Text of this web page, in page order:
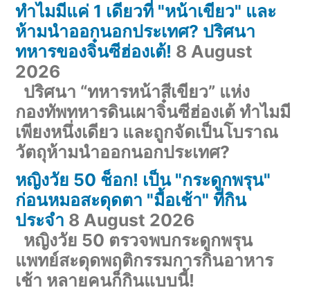
ทำไมมีแค่ 1 เดียวที่ "หน้าเขียว" และ
ห้ามนำออกนอกประเทศ? ปริศนา
ทหารของจิ๋นซีฮ่องเต้! 8 August
2026
ปริศนา “ทหารหน้าสีเขียว” แห่ง
กองทัพทหารดินเผาจิ๋นซีฮ่องเต้ ทำไมมี
เพียงหนึ่งเดียว และถูกจัดเป็นโบราณ
วัตถุห้ามนำออกนอกประเทศ?
หญิงวัย 50 ช็อก! เป็น "กระดูกพรุน"
ก่อนหมอสะดุดตา "มื้อเช้า" ที่กิน
ประจำ 8 August 2026
หญิงวัย 50 ตรวจพบกระดูกพรุน
แพทย์สะดุดพฤติกรรมการกินอาหาร
เช้า หลายคนก็กินแบบนี้!